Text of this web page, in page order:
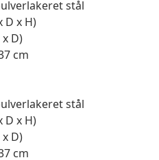
stål
D x H)
D)
cm
stål
D x H)
D)
cm